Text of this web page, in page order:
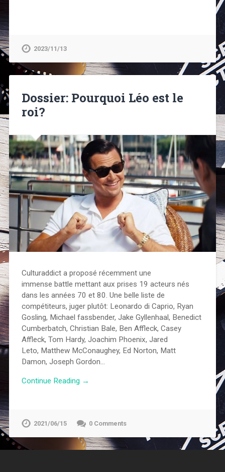
2023/11/13
Dossier: Pourquoi Léo est le
roi?
Culturaddict a proposé récemment une
immense battle mettant aux prises 19 acteurs nés
dans les années 70 et 80. Une belle liste de
compétiteurs, juger plutôt: Leonardo di Caprio, Ryan
Gosling, Michael fassbender, Jake Gyllenhaal, Benedict
Cumberbatch, Christian Bale, Ben Affleck, Casey
Affleck, Tom Hardy, Joachim Phoenix, Jared
Leto, Matthew McConaughey, Ed Norton, Matt
Damon, Joseph Gordon…
Continue Reading →
2021/06/15 0 Comments